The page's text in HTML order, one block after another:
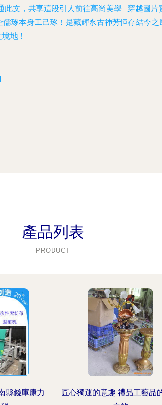
文，共享這段引人前往高尚美學—穿越圖
琢本身工己琢！是藏輝永古神芳恒存結今
地！
產品列表
PRODUCT
縣錢庫康力
匠心獨運的意趣 禮品工藝品